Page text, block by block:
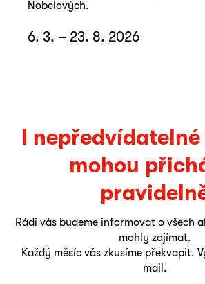
Nobelových.
6. 3. – 23. 8. 2026
I
mohou
Rádi vás budeme informovat o všech
mohly zajímat.
Každý měsíc vás zkusíme překvapit.
mail.